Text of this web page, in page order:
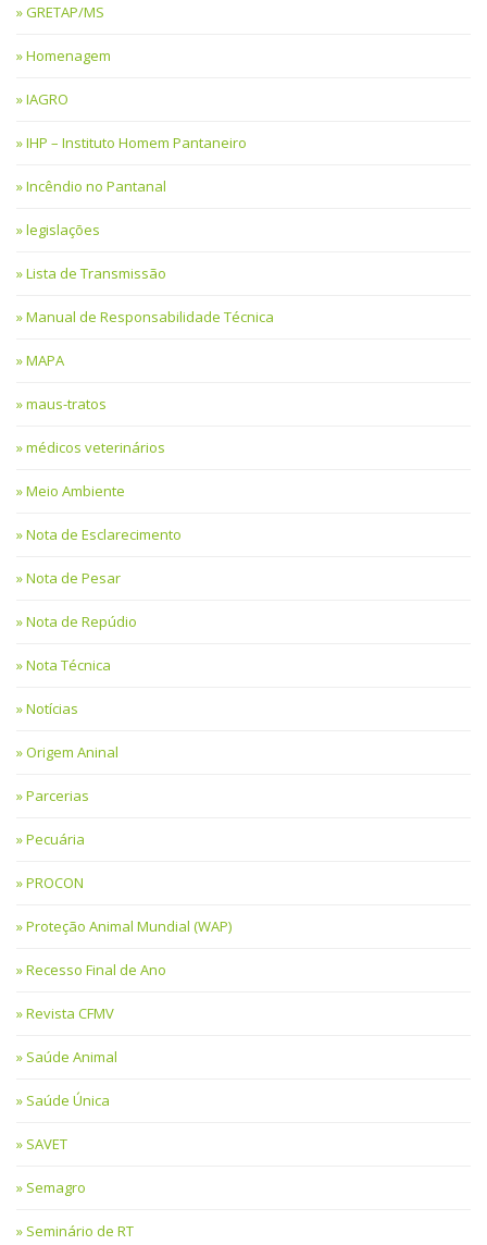
GRETAP/MS
Homenagem
IAGRO
IHP – Instituto Homem Pantaneiro
Incêndio no Pantanal
legislações
Lista de Transmissão
Manual de Responsabilidade Técnica
MAPA
maus-tratos
médicos veterinários
Meio Ambiente
Nota de Esclarecimento
Nota de Pesar
Nota de Repúdio
Nota Técnica
Notícias
Origem Aninal
Parcerias
Pecuária
PROCON
Proteção Animal Mundial (WAP)
Recesso Final de Ano
Revista CFMV
Saúde Animal
Saúde Única
SAVET
Semagro
Seminário de RT